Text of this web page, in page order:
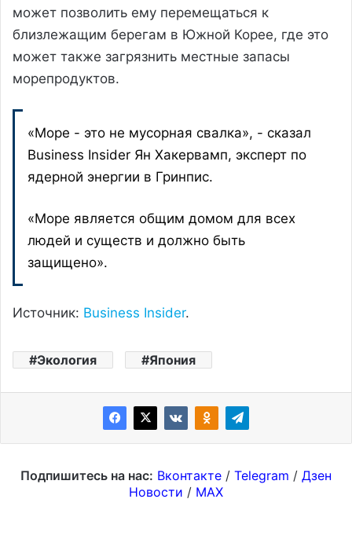
может позволить ему перемещаться к
близлежащим берегам в Южной Корее, где это
может также загрязнить местные запасы
морепродуктов.
«Море - это не мусорная свалка», - сказал
Business Insider Ян Хакервамп, эксперт по
ядерной энергии в Гринпис.
«Море является общим домом для всех
людей и существ и должно быть
защищено».
Источник: Business Insider.
Экология Япония
Подпишитесь на нас: Вконтакте / Telegram / Дзен
Новости / MAX